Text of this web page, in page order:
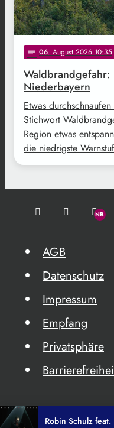
notes 06. August 2026 10:35
Waldbrandgefahr:
Niederbayern
Etwas
Stichwort
Region etwas
die niedrigste
AGB
Datenschutz
Impressum
Empfang
Privatsphäre
Robin Schulz